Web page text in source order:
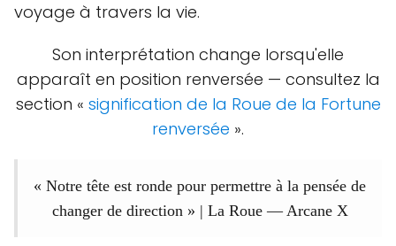
voyage à travers la vie.
Son interprétation change lorsqu'elle
apparaît en position renversée — consultez la
section « signification de la Roue de la Fortune
renversée ».
« Notre tête est ronde pour permettre à la pensée de
changer de direction » | La Roue — Arcane X